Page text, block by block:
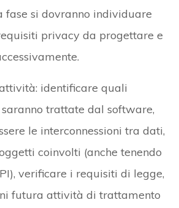
fase si dovranno individuare
privacy da progettare e
identificare quali
trattate dal software,
le interconnessioni tra dati,
coinvolti (anche tenendo
verificare i requisiti di legge,
futura attività di trattamento